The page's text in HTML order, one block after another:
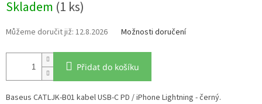
cena:
Skladem (1 ks)
12.8.2026 Možnosti doručení
Přidat do košíku
Baseus CATLJK-B01 kabel USB-C PD / iPhone Lightning - černý.